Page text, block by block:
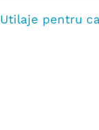
Utilaje pentru